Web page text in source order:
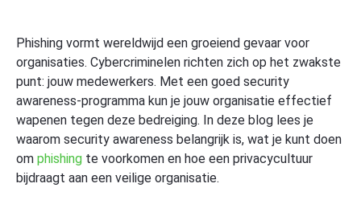
Phishing vormt wereldwijd een groeiend gevaar voor
organisaties. Cybercriminelen richten zich op het zwakste
punt: jouw medewerkers. Met een goed security
awareness-programma kun je jouw organisatie effectief
wapenen tegen deze bedreiging. In deze blog lees je
waarom security awareness belangrijk is, wat je kunt doen
om phishing te voorkomen en hoe een privacycultuur
bijdraagt aan een veilige organisatie.